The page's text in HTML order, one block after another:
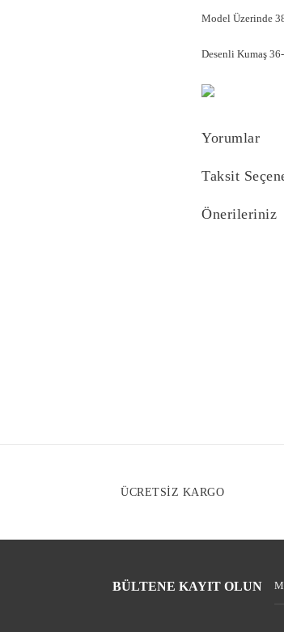
Model Üzerinde
Desenli Kumaş
Yorumlar
Taksit
Önerileriniz
ÜCRETSİZ KARGO
BÜLTENE KAYIT OLUN